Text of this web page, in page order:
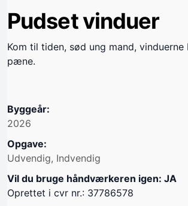
Pudset vinduer
Kom til tiden, sød ung mand,
pæne.
Byggeår:
2026
Opgave:
Udvendig, Indvendig
Vil du bruge håndværkeren igen: JA
Oprettet i cvr nr.: 37786578